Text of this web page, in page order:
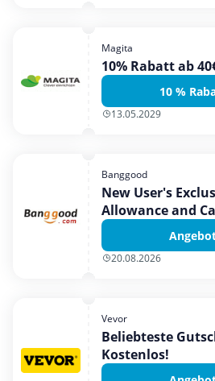
Magita
10% Rabatt ab
10 %
13.05.2029
Banggood
New User's
Allowance and
20.08.2026
Vevor
Beliebteste
Kostenlos!